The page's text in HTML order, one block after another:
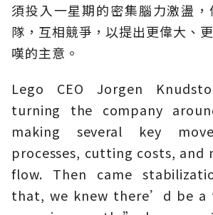
須投入一星期的密集腦力激盪
隊，互相競爭，以提出更偉大、
嘆的主意。
Lego CEO Jorgen
turning the company
making several key
processes, cutting costs, and
flow. Then came
that, we knew there’d be a